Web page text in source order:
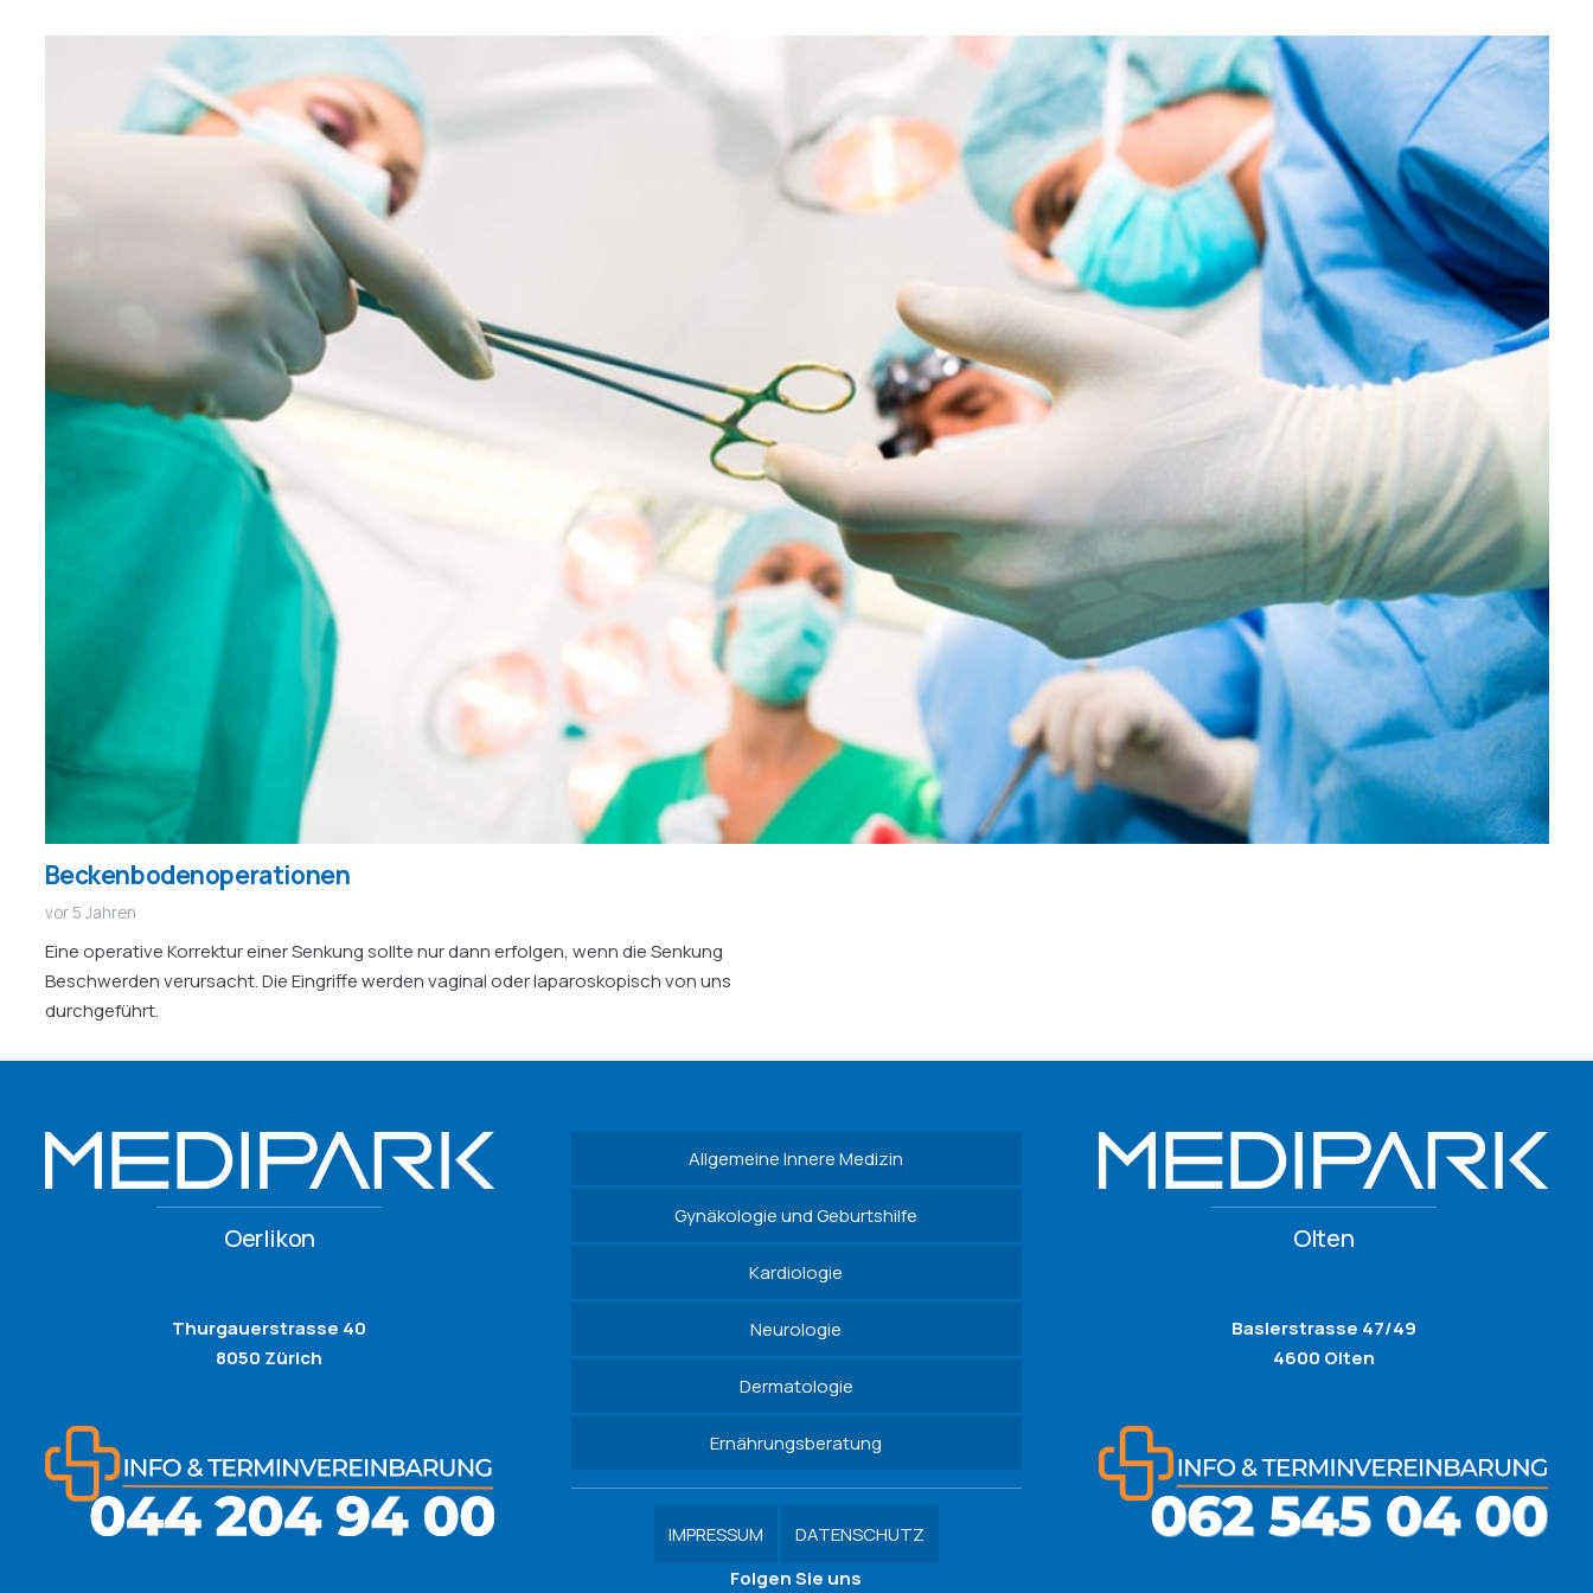
Beckenbodenoperationen
vor 5 Jahren
Eine operative Korrektur einer Senkung sollte nur dann erfolgen, wenn die Senkung
Beschwerden verursacht. Die Eingriffe werden vaginal oder laparoskopisch von uns
durchgeführt.
Oerlikon
Thurgauerstrasse 40
8050 Zürich
Allgemeine Innere Medizin
Gynäkologie und Geburtshilfe
Kardiologie
Neurologie
Dermatologie
Ernährungsberatung
IMPRESSUM
DATENSCHUTZ
Folgen Sie uns
Olten
Baslerstrasse 47/49
4600 Olten